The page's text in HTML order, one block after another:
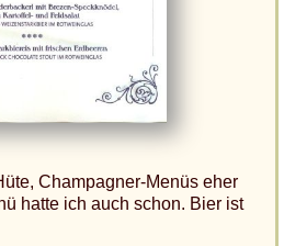
Champagner-Menüs eher
hatte ich auch schon. Bier ist